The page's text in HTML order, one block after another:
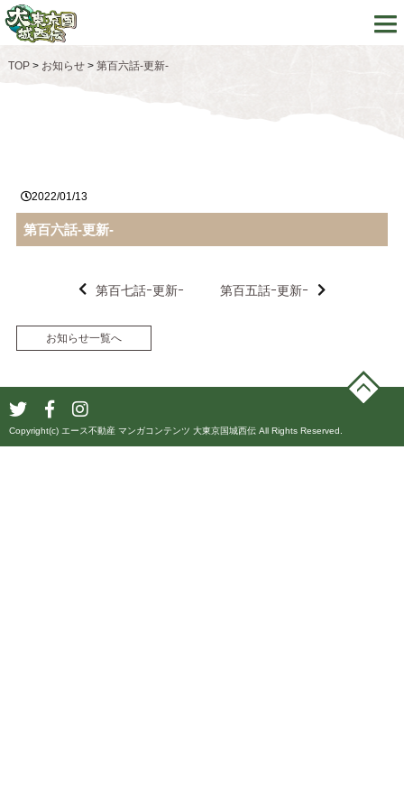
TOP> お知らせ> 第百六話-更新-
2022/01/13
第百六話-更新-
第百七話ｰ更新ｰ 第百五話ｰ更新ｰ
お知らせ一覧へ
Copyright(c) エース不動産 マンガコンテンツ 大東京国城西伝 All Rights Reserved.